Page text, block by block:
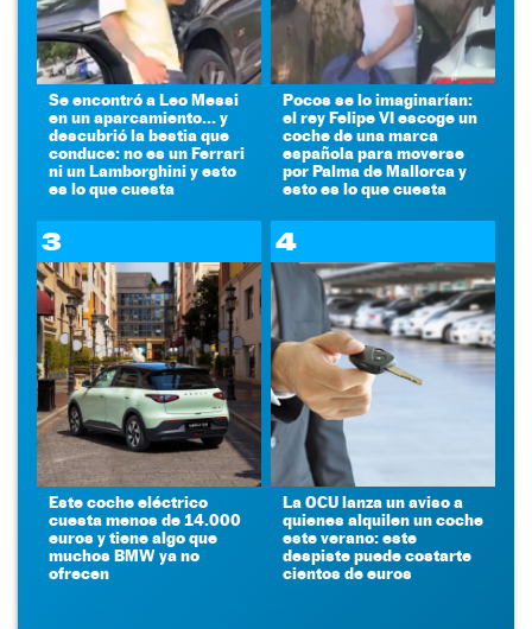
Se encontró a Leo Messi
en un aparcamiento... y
descubrió la bestia que
conduce: no es un Ferrari
ni un Lamborghini y esto
es lo que cuesta
Pocos se lo imaginarían:
el rey Felipe VI escoge un
coche de una marca
española para moverse
por Palma de Mallorca y
esto es lo que cuesta
3
Este coche eléctrico
cuesta menos de 14.000
euros y tiene algo que
muchos BMW ya no
ofrecen
4
La OCU lanza un aviso a
quienes alquilen un coche
este verano: este
despiste puede costarte
cientos de euros